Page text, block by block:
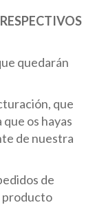
quedarán
que
os hayas
de nuestra
de
producto